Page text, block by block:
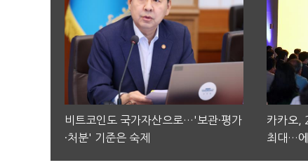
비트코인도 국가자산으로…'보관·평가
·처분' 기준은 숙제
카카오,
최대…